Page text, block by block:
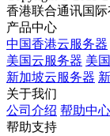
香港联合通讯国际
产品中心
中国香港云服务器
美国云服务器 美
新加坡云服务器
关于我们
公司介绍 帮助中心
帮助支持